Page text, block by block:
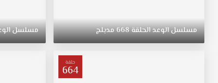
مسلسلالوعدالحلقة668مدبلج مسلسل
حلقة
664